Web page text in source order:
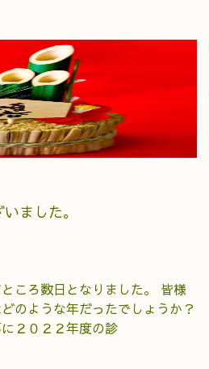
ました。
ころ数日となりました。 皆様
のような年だったでしょうか？
２０２２年度の診